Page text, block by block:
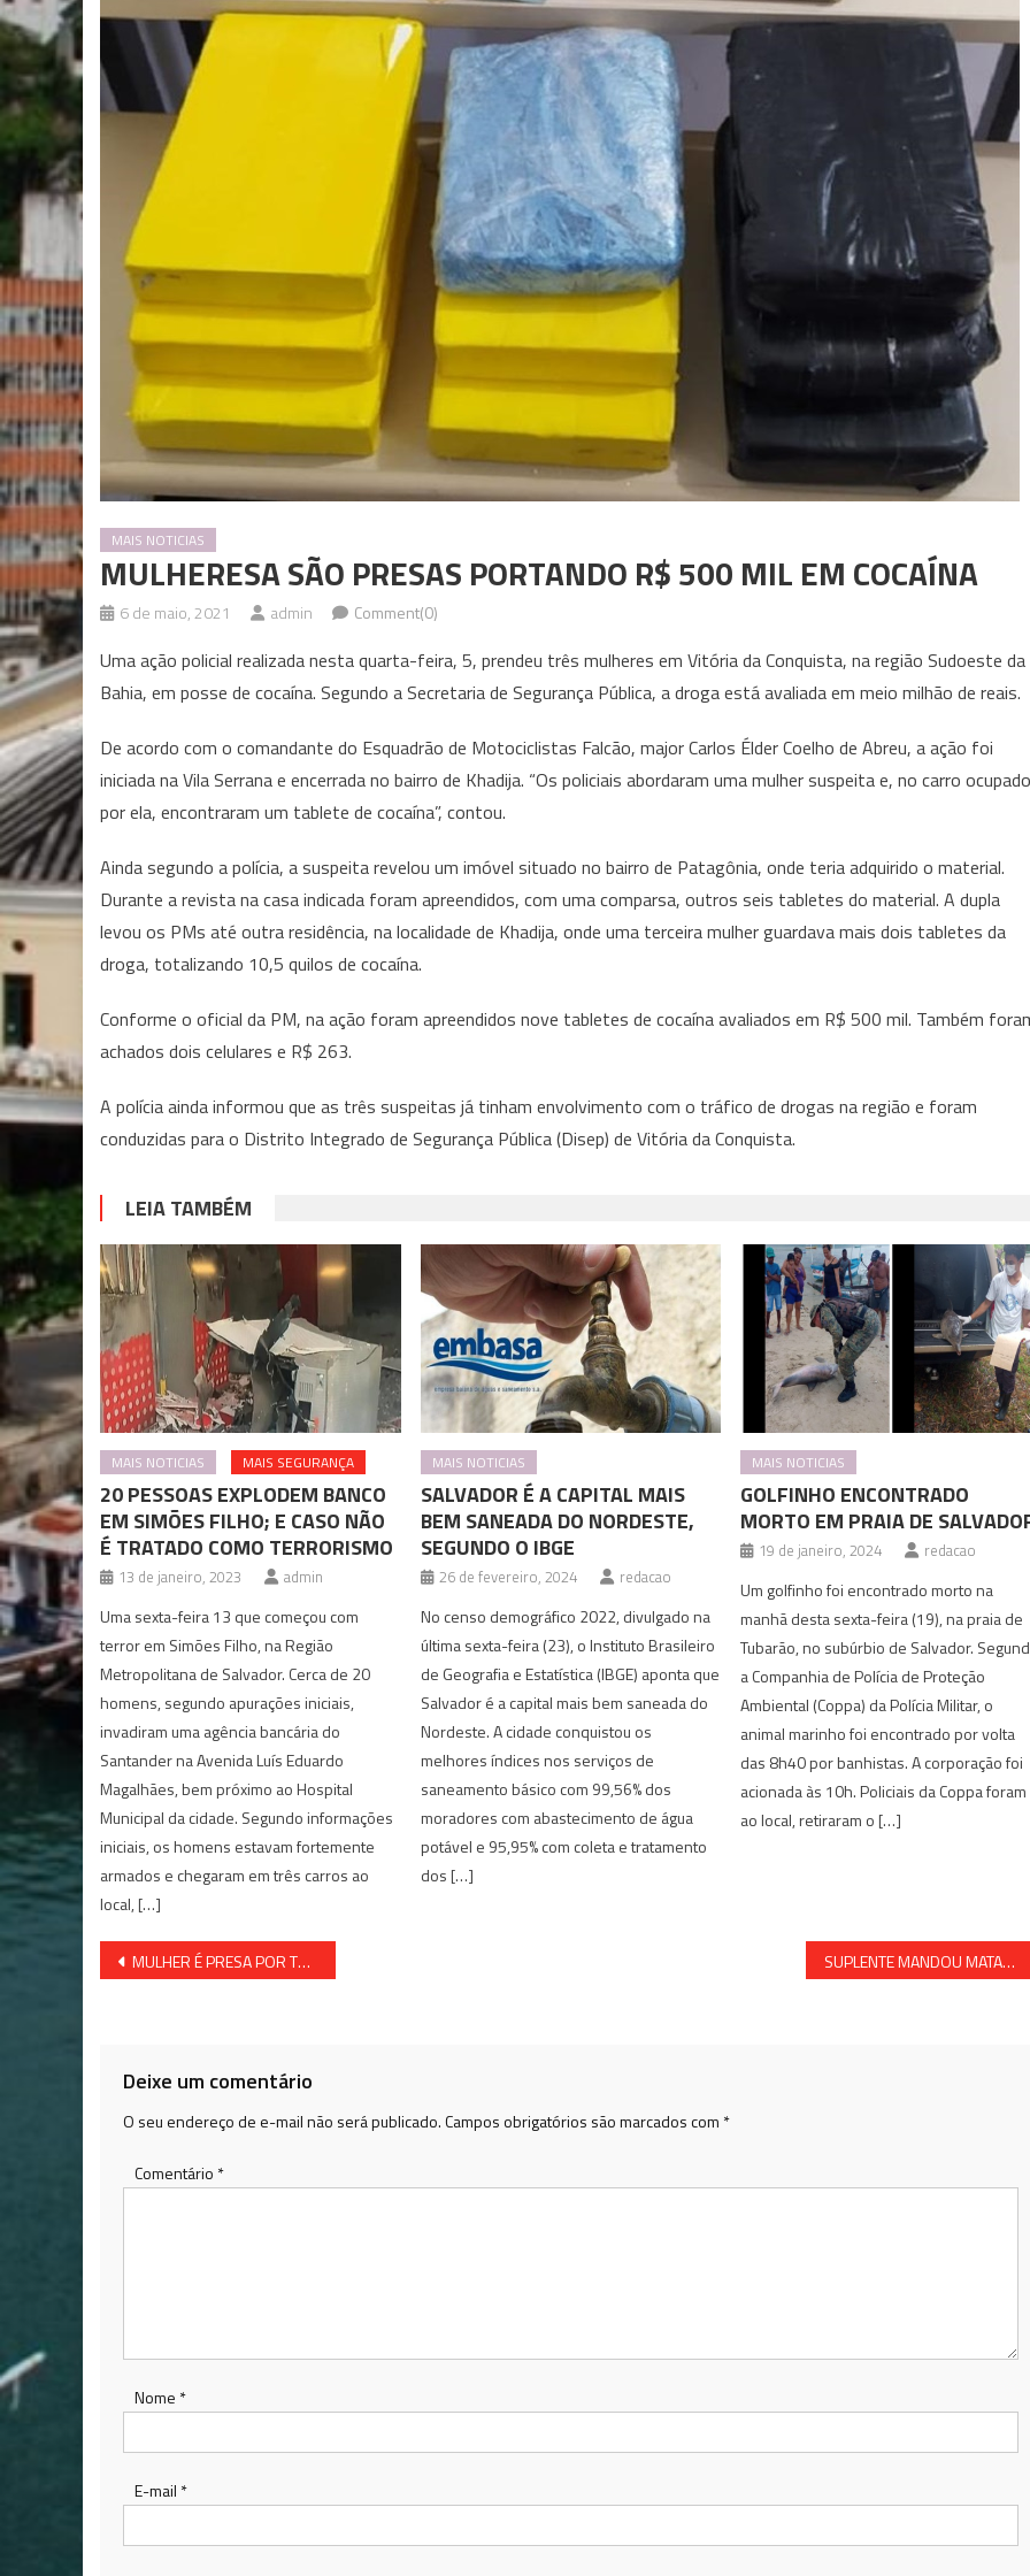
MAIS NOTICIAS
MULHERESA SÃO PRESAS PORTANDO R$ 500 MIL EM COCAÍNA
6 de maio, 2021 admin Comment(0)
Uma ação policial realizada nesta quarta-feira, 5, prendeu três mulheres em Vitória da Conquista, na região Sudoeste da
Bahia, em posse de cocaína. Segundo a Secretaria de Segurança Pública, a droga está avaliada em meio milhão de reais.
De acordo com o comandante do Esquadrão de Motociclistas Falcão, major Carlos Élder Coelho de Abreu, a ação foi
iniciada na Vila Serrana e encerrada no bairro de Khadija. “Os policiais abordaram uma mulher suspeita e, no carro ocupado
por ela, encontraram um tablete de cocaína”, contou.
Ainda segundo a polícia, a suspeita revelou um imóvel situado no bairro de Patagônia, onde teria adquirido o material.
Durante a revista na casa indicada foram apreendidos, com uma comparsa, outros seis tabletes do material. A dupla
levou os PMs até outra residência, na localidade de Khadija, onde uma terceira mulher guardava mais dois tabletes da
droga, totalizando 10,5 quilos de cocaína.
Conforme o oficial da PM, na ação foram apreendidos nove tabletes de cocaína avaliados em R$ 500 mil. Também
achados dois celulares e R$ 263.
A polícia ainda informou que as três suspeitas já tinham envolvimento com o tráfico de drogas na região e foram
conduzidas para o Distrito Integrado de Segurança Pública (Disep) de Vitória da Conquista.
LEIA TAMBÉM
MAIS NOTICIAS MAIS SEGURANÇA
20 PESSOAS EXPLODEM BANCO
EM SIMÕES FILHO; E CASO NÃO
É TRATADO COMO TERRORISMO
13 de janeiro, 2023 admin
Uma sexta-feira 13 que começou com
terror em Simões Filho, na Região
Metropolitana de Salvador. Cerca de 20
homens, segundo apurações iniciais,
invadiram uma agência bancária do
Santander na Avenida Luís Eduardo
Magalhães, bem próximo ao Hospital
Municipal da cidade. Segundo informações
iniciais, os homens estavam fortemente
armados e chegaram em três carros ao
local, […]
MAIS NOTICIAS
SALVADOR É A CAPITAL MAIS
BEM SANEADA DO NORDESTE,
SEGUNDO O IBGE
26 de fevereiro, 2024 redacao
No censo demográfico 2022, divulgado na
última sexta-feira (23), o Instituto Brasileiro
de Geografia e Estatística (IBGE) aponta que
Salvador é a capital mais bem saneada do
Nordeste. A cidade conquistou os
melhores índices nos serviços de
saneamento básico com 99,56% dos
moradores com abastecimento de água
potável e 95,95% com coleta e tratamento
dos […]
MAIS NOTICIAS
GOLFINHO ENCONTRADO
MORTO EM PRAIA DE
19 de janeiro, 2024 redacao
Um golfinho foi encontrado morto na
manhã desta sexta-feira (19), na praia de
Tubarão, no subúrbio de Salvador.
a Companhia de Polícia de Proteção
Ambiental (Coppa) da Polícia Militar, o
animal marinho foi encontrado por volta
das 8h40 por banhistas. A corporação foi
acionada às 10h. Policiais da Coppa foram
ao local, retiraram o […]
Navegação
MULHER É PRESA POR TER ESTUPRADO ADOLESCENTE SUPLENTE MANDOU MATAR VEREADORA PARA TOMAR SEU LUGAR, DIZ POLÍCIA
Deixe um comentário
O seu endereço de e-mail não será publicado.Campos obrigatórios são marcados com *
Comentário *
Nome *
E-mail *